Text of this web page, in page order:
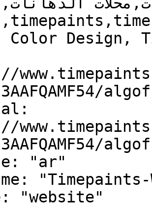
Color Design,
"ar"
"website"